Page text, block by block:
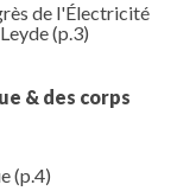
de l'Électricité
(p.3)
& des corps
(p.4)